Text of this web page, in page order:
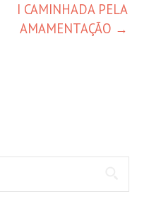
I CAMINHADA PELA
AMAMENTAÇÃO →